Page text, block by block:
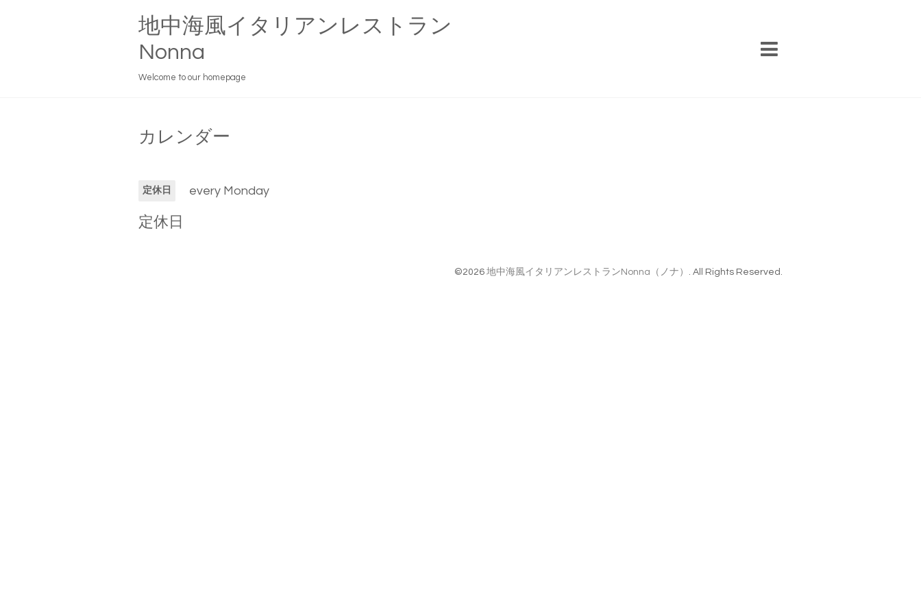
地中海風イタリアンレストラン
Nonna
Welcome to our homepage
カレンダー
定休日 every Monday
定休日
©2026 地中海風イタリアンレストランNonna（ノナ） . All Rights Reserved.